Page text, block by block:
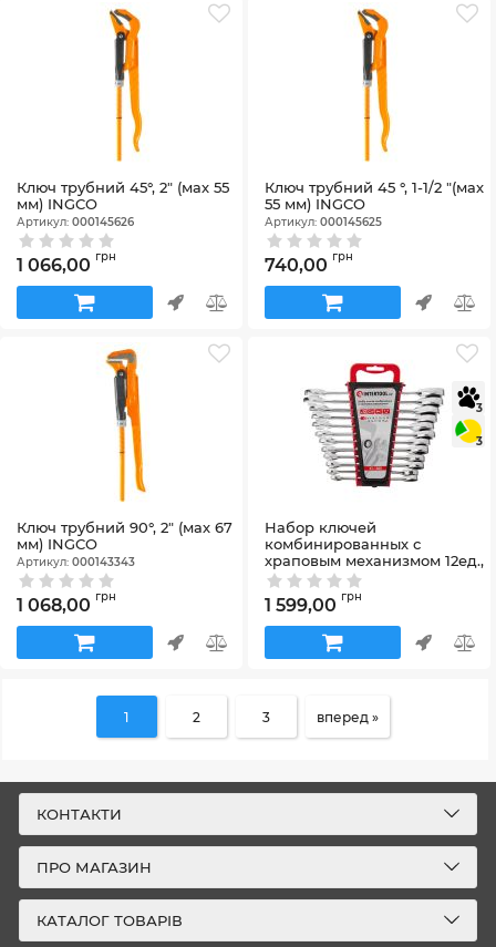
Ключ трубний 45°, 2" (мах 55
мм) INGCO
Артикул: 000145626
1 066,00 грн
Ключ трубний 45 °, 1-1/2 "(мах
55 мм) INGCO
Артикул: 000145625
740,00 грн
Ключ трубний 90°, 2" (мах 67
мм) INGCO
Артикул: 000143343
1 068,00 грн
3
3
Набор ключей
комбинированных с
храповым механизмом 12ед.,
8-19мм (8-9-10-11-12-13-14-15-
16-17-18-19) Cr-V; PROF
DIN3113 INTERTOOL XT-1305
Артикул:XT-1305
1 599,00 грн
1 2 3 вперед »
КОНТАКТИ
ПРО МАГАЗИН
КАТАЛОГ ТОВАРІВ